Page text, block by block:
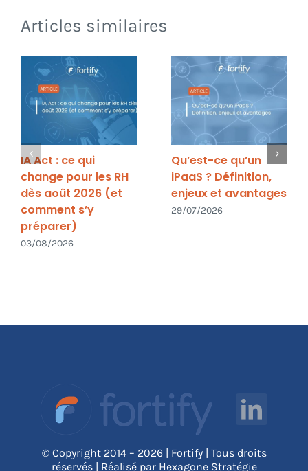
Articles similaires
IA Act : ce qui
change pour les RH
dès août 2026 (et
comment s’y
préparer)
03/08/2026
Qu’est-ce qu’un
iPaaS ? Définition,
enjeux et avantages
29/07/2026
© Copyright 2014 – 2026 | Fortify | Tous droits
réservés | Réalisé par Hexagone Stratégie